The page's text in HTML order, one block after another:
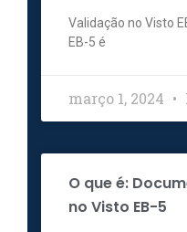
Validação no Visto
EB-5 é
março 1, 2024
O que é:
no Visto EB-5